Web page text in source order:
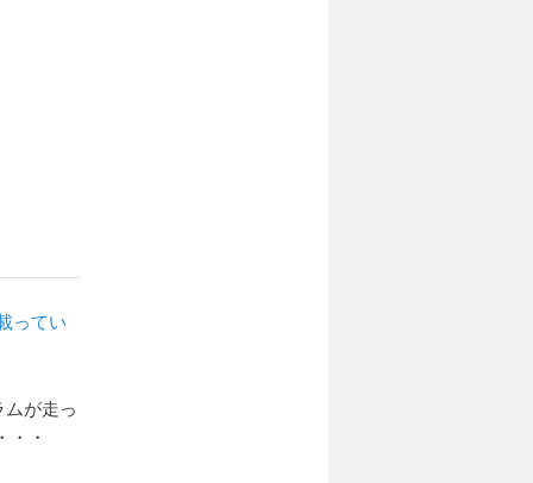
ってい
が走っ
・